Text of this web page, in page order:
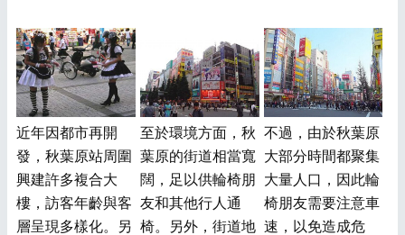
近年因都市再開
發，秋葉原站周圍
興建許多複合大
樓，訪客年齡與客
層呈現多樣化。另
至於環境方面，秋
葉原的街道相當寬
闊，足以供輪椅朋
友和其他行人通
椅。另外，街道地
不過，由於秋葉原
大部分時間都聚集
大量人口，因此輪
椅朋友需要注意車
速，以免造成危